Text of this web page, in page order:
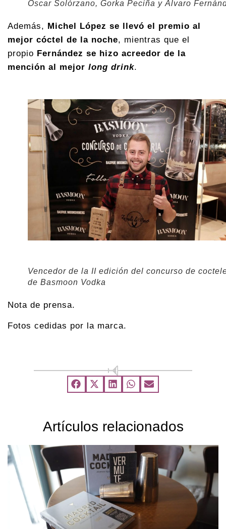
Óscar Solórzano, Gorka Peciña y Álvaro
Además, Michel López se llevó el premio al
mejor cóctel de la noche, mientras que el
propio Fernández se hizo acreedor de la
mención al mejor long drink.
Vencedor de la II edición del concurso de
de Basmoon Vodka
Nota de prensa.
Fotos cedidas por la marca.
Artículos relacionados